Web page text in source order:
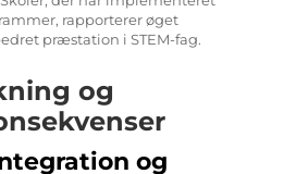
rapporterer øget
præstation i STEM-fag.
og
og